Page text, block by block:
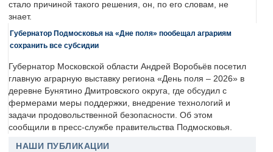
стало причиной такого решения, он, по его словам, не
знает.
Губернатор Подмосковья на «Дне поля» пообещал аграриям
сохранить все субсидии
Губернатор Московской области Андрей Воробьёв посетил
главную аграрную выставку региона «День поля – 2026» в
деревне Бунятино Дмитровского округа, где обсудил с
фермерами меры поддержки, внедрение технологий и
задачи продовольственной безопасности. Об этом
сообщили в пресс-службе правительства Подмосковья.
НАШИ ПУБЛИКАЦИИ